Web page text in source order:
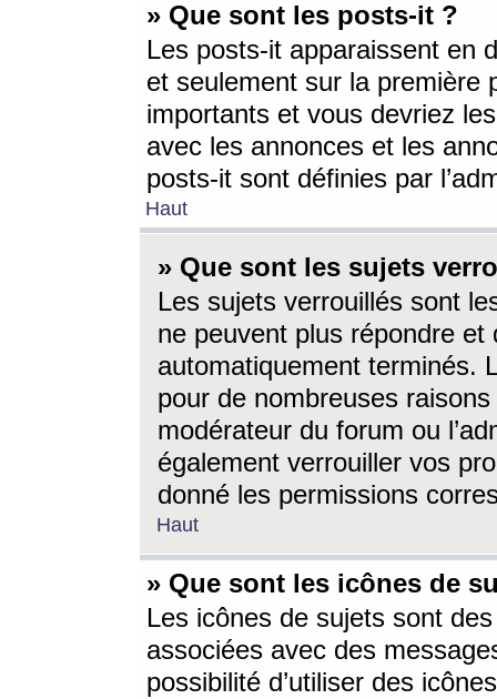
» Que sont les posts-it ?
Les posts-it apparaissent en
et seulement sur la première
importants et vous devriez
avec les annonces et les
posts-it sont définies par
Haut
» Que sont les sujets
Les sujets verrouillés sont
ne peuvent plus répondre
automatiquement terminés.
pour de nombreuses
modérateur du forum ou
également verrouiller vos
donné les permissions
Haut
» Que sont les icônes de
Les icônes de sujets sont
associées avec des
possibilité d’utiliser des